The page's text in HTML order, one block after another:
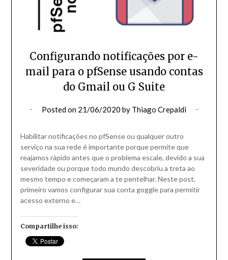
Configurando notificações por e-
mail para o pfSense usando contas
do Gmail ou G Suite
Posted on 21/06/2020 by Thiago Crepaldi
Habilitar notificações no pfSense ou qualquer outro
serviço na sua rede é importante porque permite que
reajamos rápido antes que o problema escale, devido a sua
severidade ou porque todo mundo descobriu a treta ao
mesmo tempo e começaram a te pentelhar. Neste post,
primeiro vamos configurar sua conta goggle para permitir
acesso externo e…
Compartilhe isso: